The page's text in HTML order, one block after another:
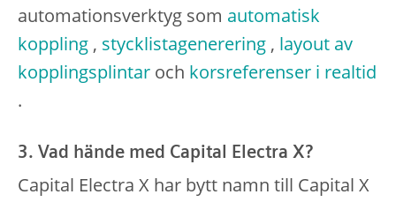
automationsverktyg som automatisk
koppling , stycklistagenerering , layout av
kopplingsplintar och korsreferenser i realtid
.
3. Vad hände med Capital Electra X?
Capital Electra X har bytt namn till Capital X